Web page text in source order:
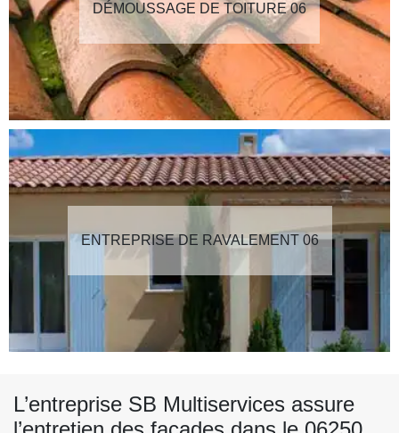
DÉMOUSSAGE DE TOITURE 06
ENTREPRISE DE RAVALEMENT 06
L’entreprise SB Multiservices assure